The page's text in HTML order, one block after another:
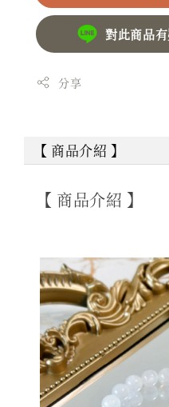
對此商品
分享
【 商品介紹 】
【 商品介紹 】